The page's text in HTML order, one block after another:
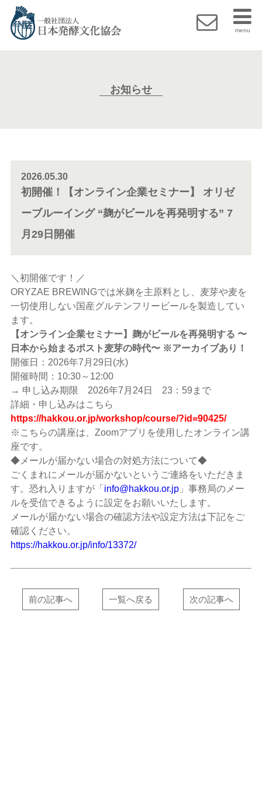
menu
お知らせ
2026.05.30
初開催！【オンライン企業セミナー】 オリゼ
ーブルーイング “麹がビールを再発明する” 7
月29日開催
＼初開催です！／
ORYZAE BREWINGでは米麹を主原料とし、麦芽や麦を
一切使用しない国産グルテンフリービールを製造してい
ます。
【オンライン企業セミナー】麹がビールを再発明する 〜
日本から始まるポスト麦芽の時代〜 ※アーカイブあり！
開催日：2026年7月29日(水)
開催時間：10:30～12:00
→ 申し込み期限 2026年7月24日 23：59まで
詳細・申し込みはこちら
https://hakkou.or.jp/workshop/course/?id=90425/
※こちらの講座は、Zoomアプリを使用したオンライン講
座です。
◆メールが届かない場合の対処方法について◆
ごくまれにメールが届かないというご連絡をいただきま
す。恐れ入りますが「 info@hakkou.or.jp」事務局のメー
ルを受信できるように設定をお願いいたします。
メールが届かない場合の確認方法や設定方法は下記をご
確認ください。
https://hakkou.or.jp/info/13372/
前の記事へ 一覧へ戻る 次の記事へ